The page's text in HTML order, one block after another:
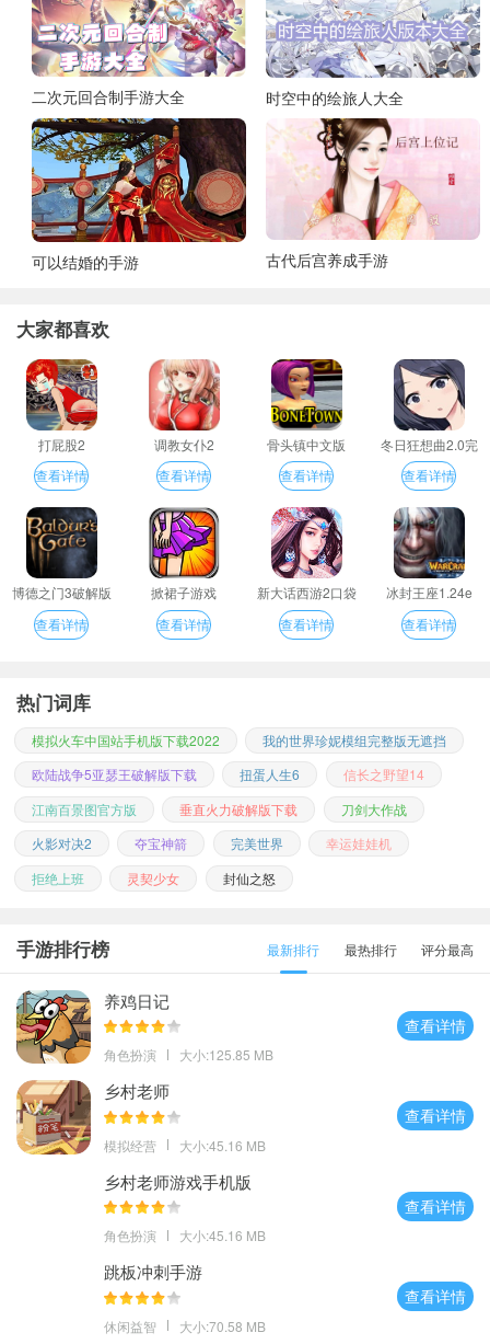
二次元回合制手游大全 时空中的绘旅人大全
可以结婚的手游 古代后宫养成手游
大家都喜欢
打屁股2
查看详情
调教女仆2
查看详情
骨头镇中文版
查看详情
冬日狂想曲2.0完
整汉化版
查看详情
博德之门3破解版
查看详情
掀裙子游戏
查看详情
新大话西游2口袋
版
查看详情
冰封王座1.24e
查看详情
热门词库
模拟火车中国站手机版下载2022
我的世界珍妮模组完整版无遮挡
欧陆战争5亚瑟王破解版下载
扭蛋人生6
信长之野望14
江南百景图官方版
垂直火力破解版下载
刀剑大作战
火影对决2
夺宝神箭 完美世界
幸运娃娃机
拒绝上班
灵契少女 封仙之怒
手游排行榜 最新排行 最热排行 评分最高
养鸡日记
角色扮演 大小:125.85 MB
查看详情
乡村老师
模拟经营 大小:45.16 MB
查看详情
乡村老师游戏手机版
角色扮演 大小:45.16 MB
查看详情
跳板冲刺手游
休闲益智 大小:70.58 MB
查看详情